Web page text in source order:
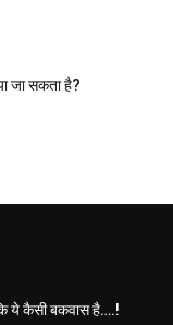
जा सकता है?
ये कैसी बकवास है….!